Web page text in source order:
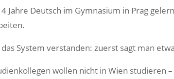
Jahre Deutsch im Gymnasium in Prag
System verstanden: zuerst sagt man
wollen nicht in Wien studieren